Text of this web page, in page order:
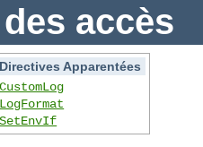
accès
Directives Apparentées
CustomLog
LogFormat
SetEnvIf